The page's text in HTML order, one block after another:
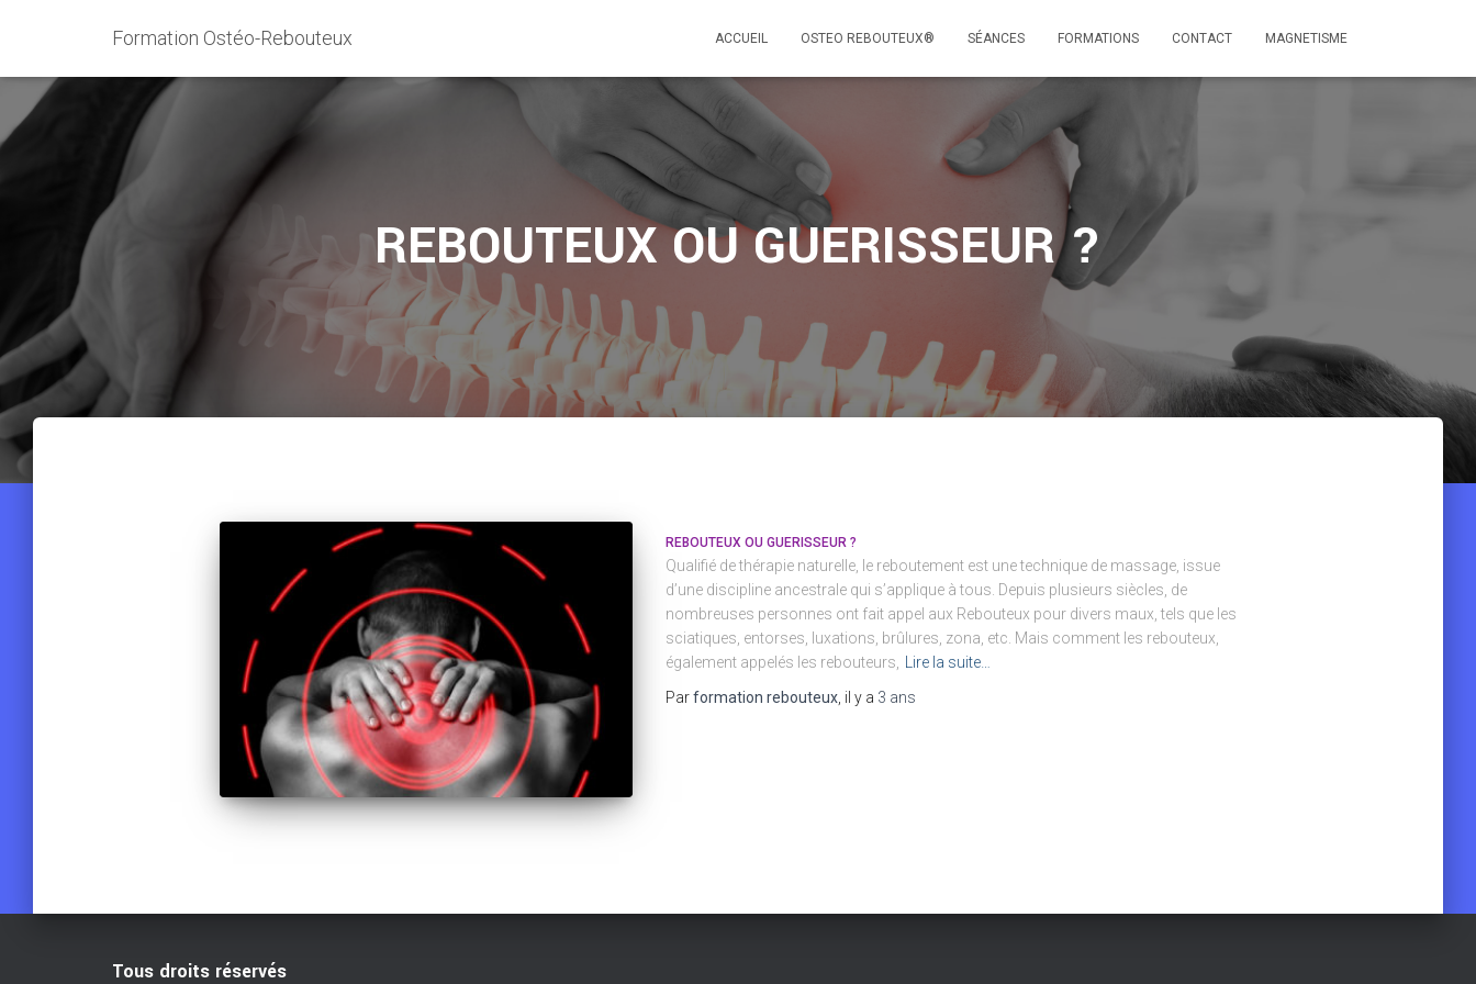
Formation Ostéo-Rebouteux ACCUEIL OSTEO REBOUTEUX® SÉANCES FORMATIONS CONTACT MAGNETISME
REBOUTEUX OU GUERISSEUR ?
REBOUTEUX OU GUERISSEUR ?
Qualifié de thérapie naturelle, le reboutement est une technique de massage, issue
d’une discipline ancestrale qui s’applique à tous. Depuis plusieurs siècles, de
nombreuses personnes ont fait appel aux Rebouteux pour divers maux, tels que les
sciatiques, entorses, luxations, brûlures, zona, etc. Mais comment les rebouteux,
également appelés les rebouteurs,
Lire la suite…
Parformation rebouteux, il y a 3 ans
Tous droits réservés